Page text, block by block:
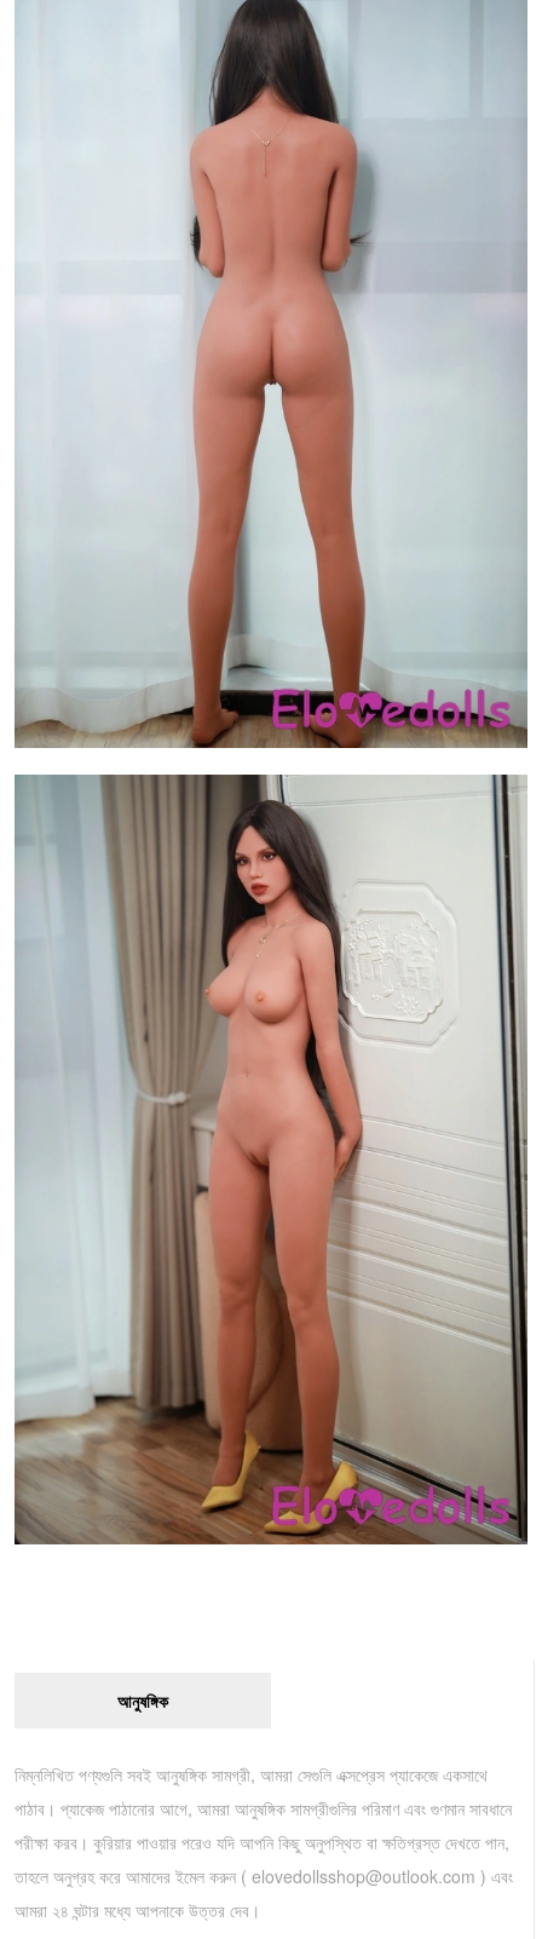
আনুষঙ্গিক
নিম্নলিখিত পণ্যগুলি সবই আনুষঙ্গিক সামগ্রী, আমরা সেগুলি এক্সপ্রেস প্যাকেজে একসাথে
পাঠাব। প্যাকেজ পাঠানোর আগে, আমরা আনুষঙ্গিক সামগ্রীগুলির পরিমাণ এবং গুণমান সাবধানে
পরীক্ষা করব। কুরিয়ার পাওয়ার পরেও যদি আপনি কিছু অনুপস্থিত বা ক্ষতিগ্রস্ত দেখতে পান,
তাহলে অনুগ্রহ করে আমাদের ইমেল করুন ( elovedollsshop@outlook.com ) এবং
আমরা ২৪ ঘন্টার মধ্যে আপনাকে উত্তর দেব।